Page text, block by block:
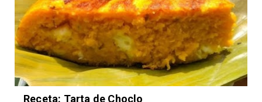
Receta: Tarta de Choclo